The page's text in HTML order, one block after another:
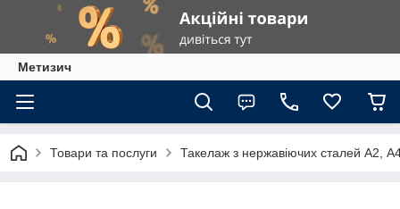
Метизич
Товари та послуги Такелаж з нержавіючих сталей А2,